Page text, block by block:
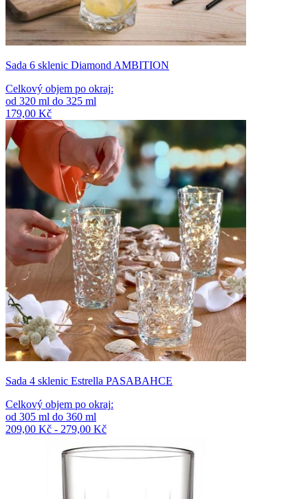
Sada 6 sklenic Diamond AMBITION
Celkový objem po okraj:
od 320 ml do 325 ml
179,00 Kč
Sada 4 sklenic Estrella PASABAHCE
Celkový objem po okraj:
od 305 ml do 360 ml
209,00 Kč - 279,00 Kč